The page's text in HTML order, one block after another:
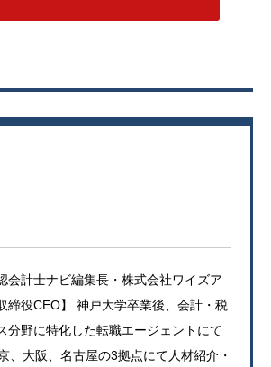
会計士ナビ編集長・株式会社ワイズア
締役CEO】 神戸大学卒業後、会計・税
分野に特化した転職エージェントにて
、大阪、名古屋の3拠点にて人材紹介・